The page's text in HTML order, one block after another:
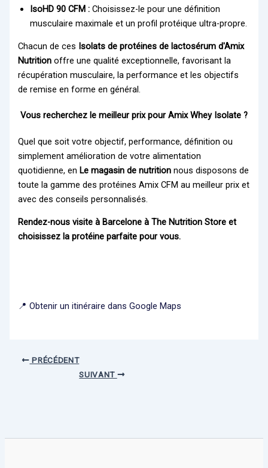
IsoHD 90 CFM : Choisissez-le pour une définition
musculaire maximale et un profil protéique ultra-propre.
Chacun de ces Isolats de protéines de lactosérum d'Amix
Nutrition offre une qualité exceptionnelle, favorisant la
récupération musculaire, la performance et les objectifs
de remise en forme en général.
Vous recherchez le meilleur prix pour Amix Whey Isolate ?
Quel que soit votre objectif, performance, définition ou
simplement amélioration de votre alimentation
quotidienne, enLe magasin de nutrition nous disposons de
toute la gamme des protéines Amix CFM au meilleur prix et
avec des conseils personnalisés.
Rendez-nous visite à Barcelone à The Nutrition Store et
choisissez la protéine parfaite pour vous.
📍 Obtenir un itinéraire dans Google Maps
PRÉCÉDENT
SUIVANT